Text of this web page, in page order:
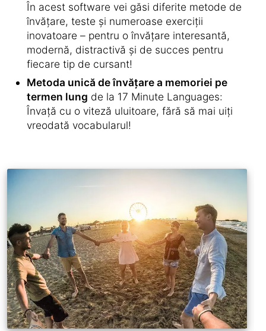
În acest software vei găsi diferite metode de
învățare, teste și numeroase exerciții
inovatoare – pentru o învățare interesantă,
modernă, distractivă și de succes pentru
fiecare tip de cursant!
Metoda unică de învățare a memoriei pe
termen lung de la 17 Minute Languages:
Învață cu o viteză uluitoare, fără să mai uiți
vreodată vocabularul!